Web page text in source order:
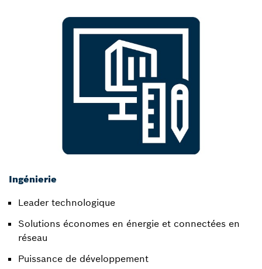
Ingénierie
Leader technologique​
Solutions économes en énergie et connectées en
réseau​
Puissance de développement​